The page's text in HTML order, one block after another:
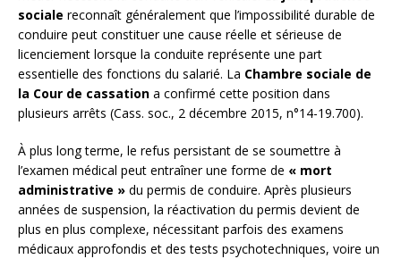
sociale reconnaît généralement que l’impossibilité durable de
conduire peut constituer une cause réelle et sérieuse de
licenciement lorsque la conduite représente une part
essentielle des fonctions du salarié. La Chambre sociale de
la Cour de cassation a confirmé cette position dans
plusieurs arrêts (Cass. soc., 2 décembre 2015, n°14-19.700).
À plus long terme, le refus persistant de se soumettre à
l’examen médical peut entraîner une forme de « mort
administrative » du permis de conduire. Après plusieurs
années de suspension, la réactivation du permis devient de
plus en plus complexe, nécessitant parfois des examens
médicaux approfondis et des tests psychotechniques, voire un